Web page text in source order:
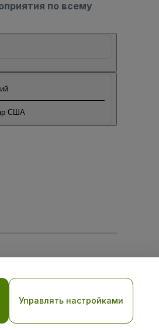
по всему
США
Управлять настройками